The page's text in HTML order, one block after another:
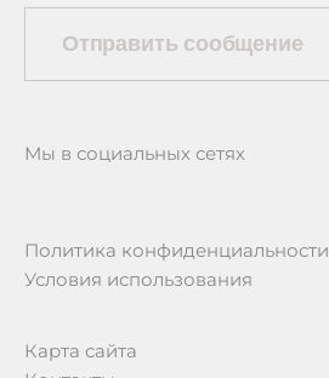
Политика конфиденциальности
Условия использования
Карта сайта
Мы в социальных сетях
Отправить сообщение